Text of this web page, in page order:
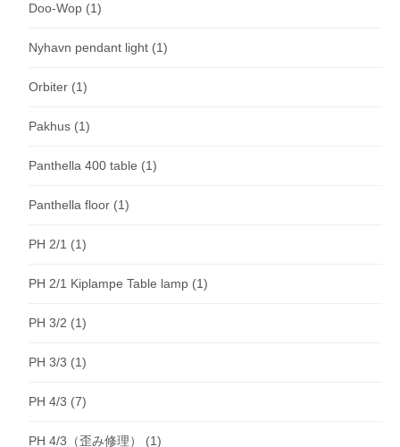
Doo-Wop (1)
Nyhavn pendant light (1)
Orbiter (1)
Pakhus (1)
Panthella 400 table (1)
Panthella floor (1)
PH 2/1 (1)
PH 2/1 Kiplampe Table lamp (1)
PH 3/2 (1)
PH 3/3 (1)
PH 4/3 (7)
PH 4/3（歪み修理） (1)